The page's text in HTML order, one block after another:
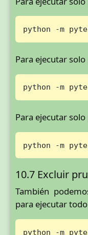
python -m
Para ejecutar
python -m
Para ejecutar
python -m
10.7 Excluir
También
para ejecutar
python -m